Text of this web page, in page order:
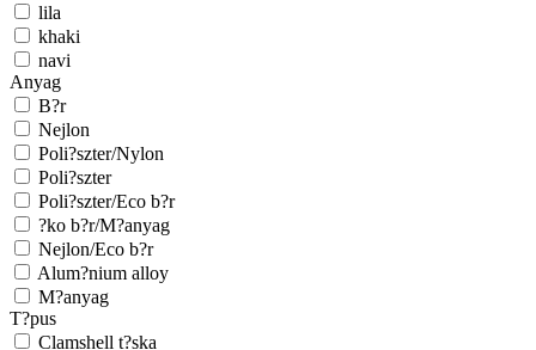
lila
khaki
navi
Anyag
B?r
Nejlon
Poli?szter/Nylon
Poli?szter
Poli?szter/Eco b?r
?ko b?r/M?anyag
Nejlon/Eco b?r
Alum?nium alloy
M?anyag
T?pus
Clamshell t?ska